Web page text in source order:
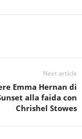
Next article
Emma Hernan di
alla faida con
Chrishel Stowes